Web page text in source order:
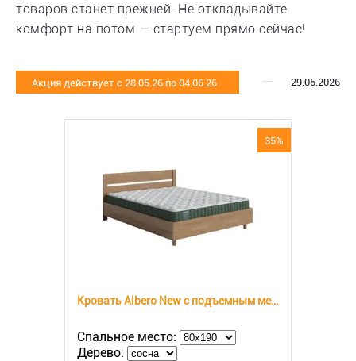
товаров станет прежней. Не откладывайте
комфорт на потом — стартуем прямо сейчас!
Акция действует с 28.05.26 по 04.06.26 29.05.2026
35%
Кровать Albero New с подъемным механизмом
Спальное место:
Дерево: